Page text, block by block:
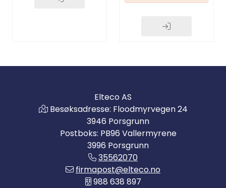
Elteco AS
Besøksadresse: Floodmyrvegen 24
3946 Porsgrunn
Postboks: PB96 Vallermyrene
3996 Porsgrunn
35562070
firmapost@elteco.no
988 638 897